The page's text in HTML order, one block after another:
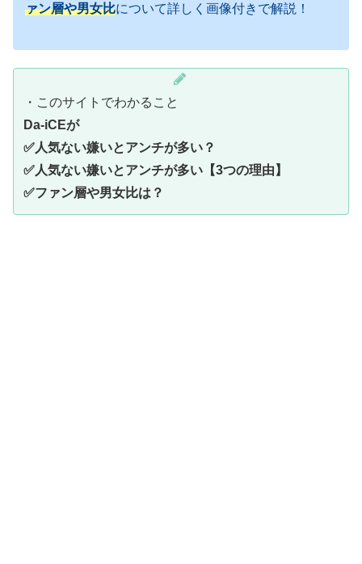
ァン層や男女比について詳しく画像付きで解説！
・このサイトでわかること
Da-iCEが
✅人気ない嫌いとアンチが多い？
✅人気ない嫌いとアンチが多い【3つの理由】
✅ファン層や男女比は？